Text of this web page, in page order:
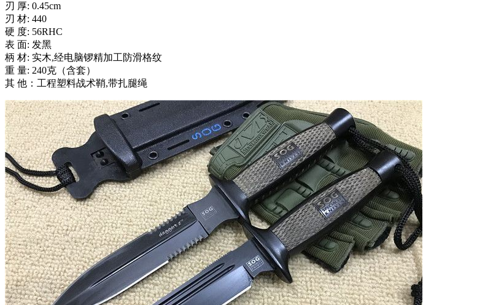
刃 厚: 0.45cm
刃 材: 440
硬 度: 56RHC
表 面: 发黑
柄 材: 实木,经电脑锣精加工防滑格纹
重 量: 240克（含套）
其 他：工程塑料战术鞘,带扎腿绳